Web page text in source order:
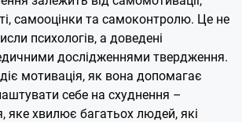
самооцінки та самоконтролю. Це не
психологів, а доведені
дослідженнями твердження.
мотивація, як вона допомагає
себе на схуднення –
яке хвилює багатьох людей, які